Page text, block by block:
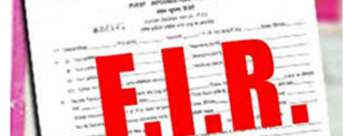
ધોરડો
ખાતે
તા.૧લી
થી
૧૨મી
સુધી